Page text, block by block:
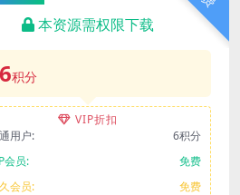
本资源需权限下载
6积分
VIP折扣
用户:
6积分
会员:
免费
会员:
免费